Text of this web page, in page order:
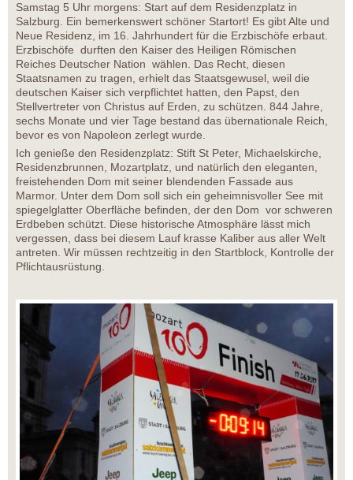
Samstag 5 Uhr morgens: Start auf dem Residenzplatz in
Salzburg. Ein bemerkenswert schöner Startort! Es gibt Alte und
Neue Residenz, im 16. Jahrhundert für die Erzbischöfe erbaut.
Erzbischöfe durften den Kaiser des Heiligen Römischen
Reiches Deutscher Nation wählen. Das Recht, diesen
Staatsnamen zu tragen, erhielt das Staatsgewusel, weil die
deutschen Kaiser sich verpflichtet hatten, den Papst, den
Stellvertreter von Christus auf Erden, zu schützen. 844 Jahre,
sechs Monate und vier Tage bestand das übernationale Reich,
bevor es von Napoleon zerlegt wurde.
Ich genieße den Residenzplatz: Stift St Peter, Michaelskirche,
Residenzbrunnen, Mozartplatz, und natürlich den eleganten,
freistehenden Dom mit seiner blendenden Fassade aus
Marmor. Unter dem Dom soll sich ein geheimnisvoller See mit
spiegelglatter Oberfläche befinden, der den Dom vor schweren
Erdbeben schützt. Diese historische Atmosphäre lässt mich
vergessen, dass bei diesem Lauf krasse Kaliber aus aller Welt
antreten. Wir müssen rechtzeitig in den Startblock, Kontrolle der
Pflichtausrüstung.